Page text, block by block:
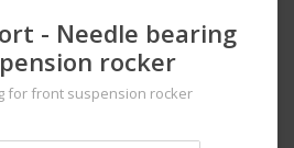
- Needle bearing
rocker
for front suspension rocker